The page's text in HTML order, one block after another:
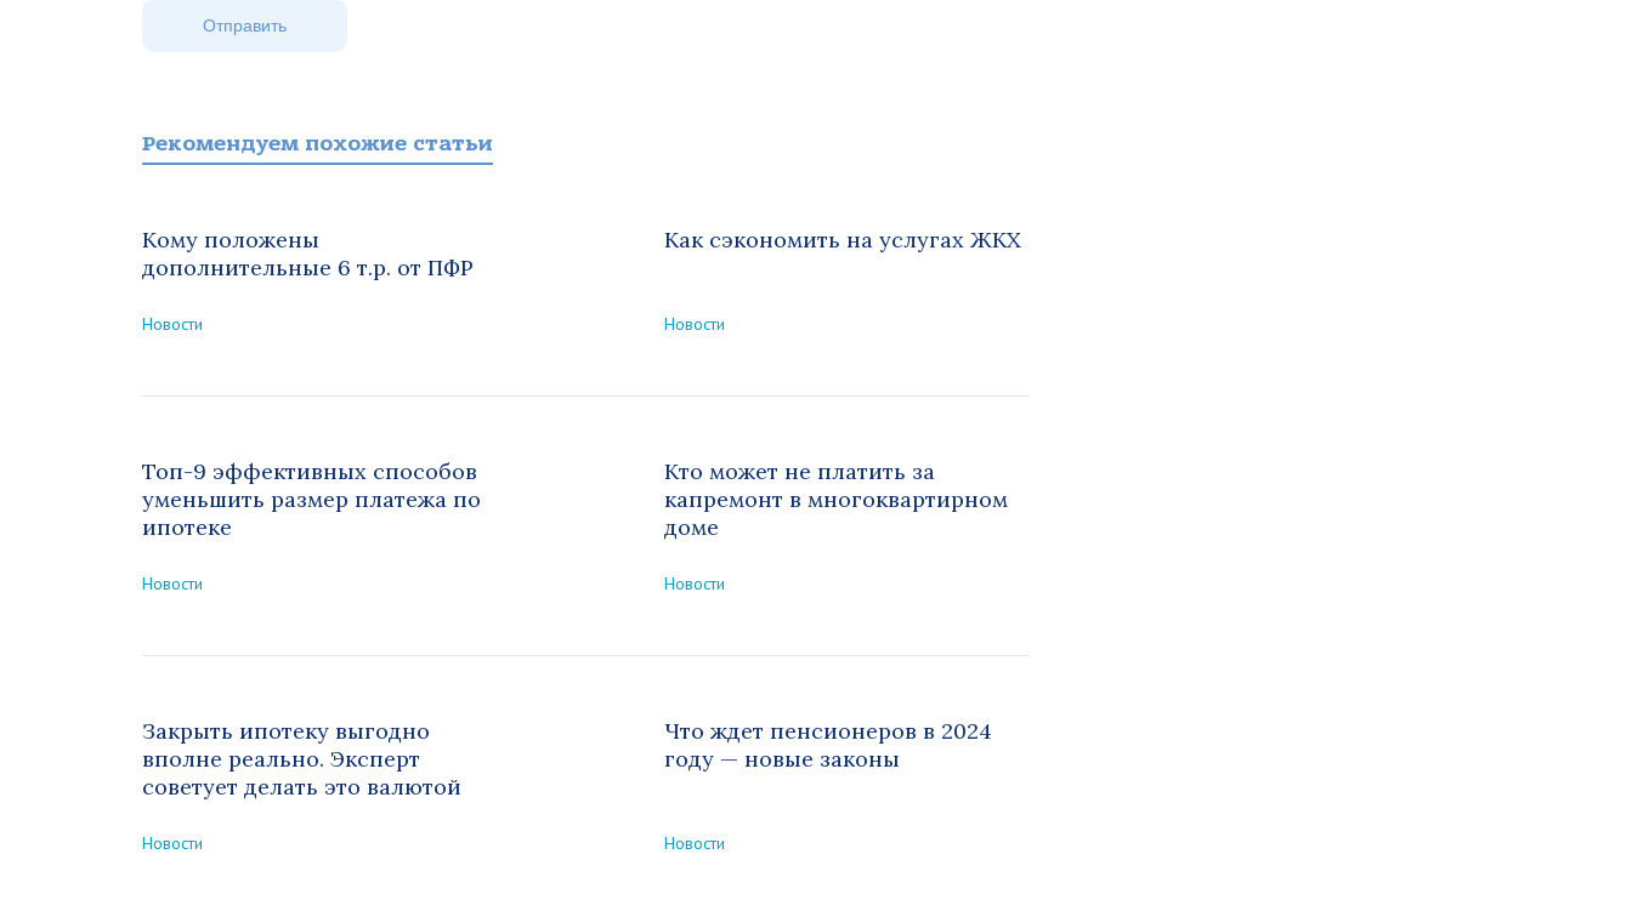
Рекомендуем похожие статьи
Кому положены
дополнительные 6 т.р. от ПФР
Новости
Как сэкономить на услугах ЖКХ
Новости
Топ-9 эффективных способов
уменьшить размер платежа по
ипотеке
Новости
Кто может не платить за
капремонт в многоквартирном
доме
Новости
Закрыть ипотеку выгодно
вполне реально. Эксперт
советует делать это валютой
Новости
Что ждет пенсионеров в 2024
году — новые законы
Новости